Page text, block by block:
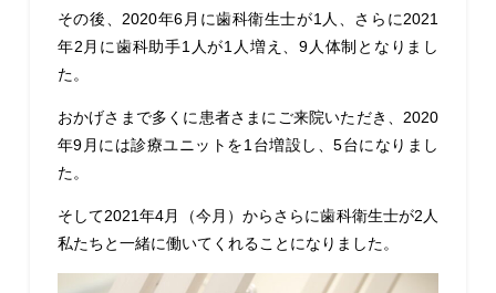
その後、2020年6月に歯科衛生士が1人、さらに2021
年2月に歯科助手1人が1人増え、9人体制となりまし
た。
おかげさまで多くに患者さまにご来院いただき、2020
年9月には診療ユニットを1台増設し、5台になりまし
た。
そして2021年4月（今月）からさらに歯科衛生士が2人
私たちと一緒に働いてくれることになりました。